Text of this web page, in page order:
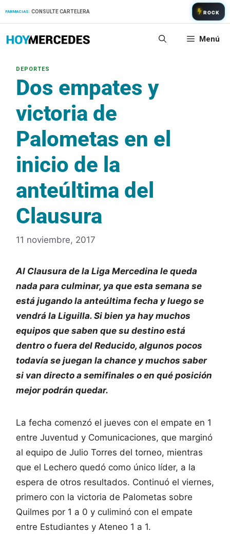
FARMACIAS: CONSULTE CARTELERA ROCK
Menú
Dos empates y
victoria de
Palometas en el
inicio de la
anteúltima del
Clausura
11 noviembre, 2017
Al Clausura de la Liga Mercedina le queda
nada para culminar, ya que esta semana se
está jugando la anteúltima fecha y luego se
vendrá la Liguilla. Si bien ya hay muchos
equipos que saben que su destino está
dentro o fuera del Reducido, algunos pocos
todavía se juegan la chance y muchos saber
si van directo a semifinales o en qué posición
mejor podrán quedar.
La fecha comenzó el jueves con el empate en 1
entre Juventud y Comunicaciones, que marginó
al equipo de Julio Torres del torneo, mientras
que el Lechero quedó como único líder, a la
espera de otros resultados. Continuó el viernes,
primero con la victoria de Palometas sobre
Quilmes por 1 a 0 y culiminó con el empate
entre Estudiantes y Ateneo 1 a 1.